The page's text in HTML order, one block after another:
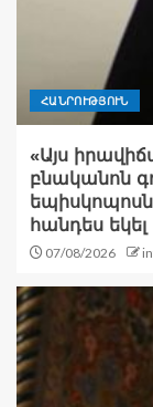
ՀԱՆՐՈՒԹՅՈՒՆ
«Այս
բնականոն
հանդես եկել
07/08/2026